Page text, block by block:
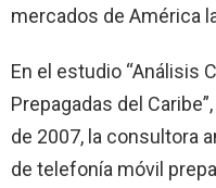
mercados de América
En el estudio “Análisis
Prepagadas del
de 2007, la consultora
de telefonía móvil